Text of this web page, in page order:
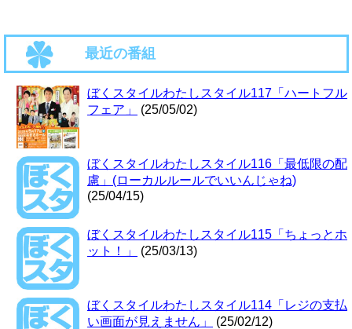
最近の番組
ぼくスタイルわたしスタイル117「ハートフル
フェア」
(25/05/02)
ぼくスタイルわたしスタイル116「最低限の配
慮」(ローカルルールでいいんじゃね)
(25/04/15)
ぼくスタイルわたしスタイル115「ちょっとホ
ット！」
(25/03/13)
ぼくスタイルわたしスタイル114「レジの支払
い画面が見えません」
(25/02/12)